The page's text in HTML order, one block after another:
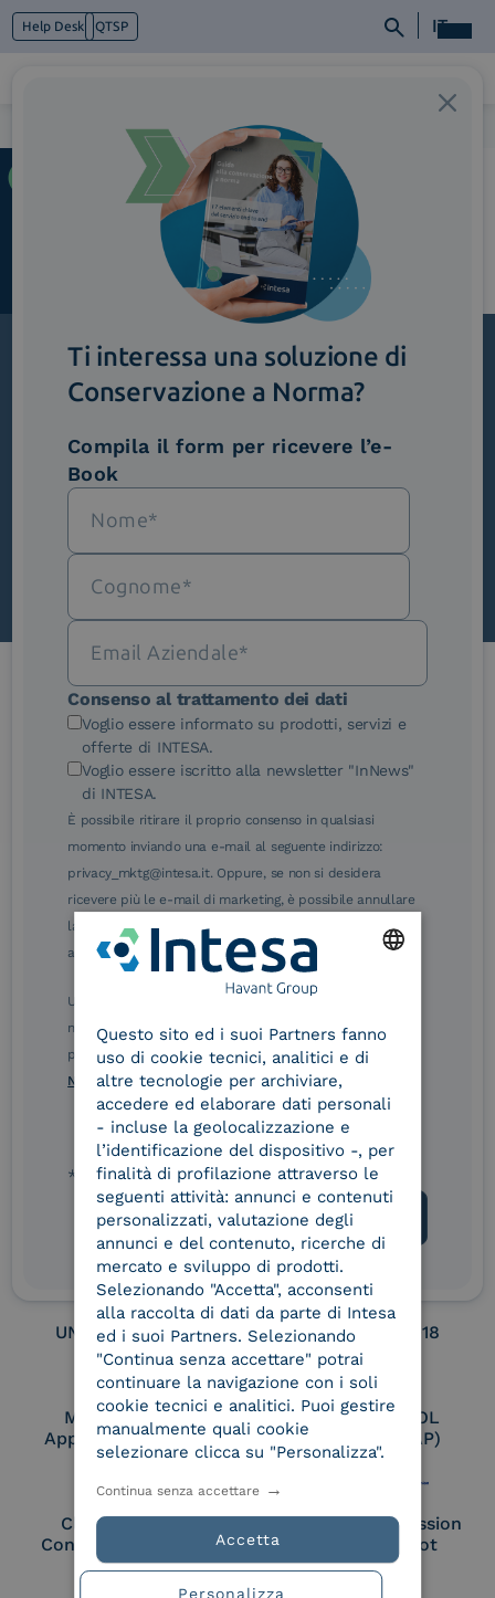
Help Desk QTSP IT
Cosa facciamo
Monarch_EnergyUtilities
Iscriviti alla newsletter
Novità, iniziative ed eventi dal mondo della
trasformazione digitale.
Scopri InNews
Le nostre certificazioni
eIDAS Qualified Trust
Service Provider
eIDAS Qualified Trust
Remote Qualified
Electronic Signature /
Seal Creation
Service Provider e
Aggregatore SPID
Service Provider e
Aggregatore CIE
Conservatore
qualificato
UNI EN ISO 37001
UNI EN ISO 9001 UNI EN ISO 27001
UNI EN ISO 27017 UNI EN ISO 27018
Membro Adobe
Approved Trust List
Certified PEPPOL
Access Point (AP)
Cloud Signature
Consortium Member
European Commission
Large Scale Pilot
Member
Ti interessa una soluzione di
Conservazione a Norma?
Compila il form per ricevere l’e-
Book
Consenso al trattamento dei dati
Voglio essere informato su prodotti, servizi e
offerte di INTESA.
Voglio essere iscritto alla newsletter "InNews"
di INTESA.
È possibile ritirare il proprio consenso in qualsiasi
momento inviando una e-mail al seguente indirizzo:
privacy_mktg@intesa.it. Oppure, se non si desidera
ricevere più le e-mail di marketing, è possibile annullare
la sottoscrizione facendo clic sul relativo link di
annullamento sottoscrizione, in qualsiasi e-mail.
Ulteriori informazioni sulle procedure sono disponibili
nelle Norme di tutela della privacy INTESA. Inoltrando il
presente modulo, dichiaro di aver letto e compreso le
Norme di tutela della privacy INTESA.
* campo obbligatorio
ITALIAN
Questo sito ed i suoi Partners fanno
uso di cookie tecnici, analitici e di
altre tecnologie per archiviare,
accedere ed elaborare dati personali
- incluse la geolocalizzazione e
l’identificazione del dispositivo -, per
finalità di profilazione attraverso le
seguenti attività: annunci e contenuti
personalizzati, valutazione degli
annunci e del contenuto, ricerche di
mercato e sviluppo di prodotti.
Selezionando "Accetta", acconsenti
alla raccolta di dati da parte di Intesa
ed i suoi Partners. Selezionando
"Continua senza accettare" potrai
continuare la navigazione con i soli
cookie tecnici e analitici. Puoi gestire
manualmente quali cookie
selezionare clicca su "Personalizza".
Accetta
Continua senza accettare
Personalizza